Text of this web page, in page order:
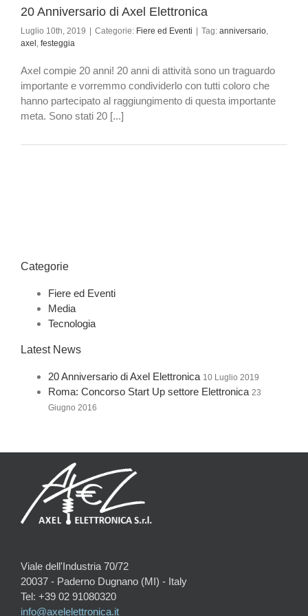
20 Anniversario di Axel Elettronica
Luglio 10th, 2019 | Categorie: Fiere ed Eventi | Tag: anniversario
axel festeggia
Axel compie 20 anni! 20 anni di attività sono un traguardo
importante e vorremmo condividerlo con tutti coloro che
hanno partecipato al raggiungimento di questa importante
meta. Sono stati 20 [...]
Categorie
Fiere ed Eventi
Media
Tecnologia
Latest News
20 Anniversario di Axel Elettronica 10 Luglio 2019
Roma: Concorso Start Up settore Elettronica 23
Giugno 2016
Viale dell'Industria 70/72
20037 - Paderno Dugnano (MI) - Italy
Tel: +39 02 91080320
info@axelelettronica.it